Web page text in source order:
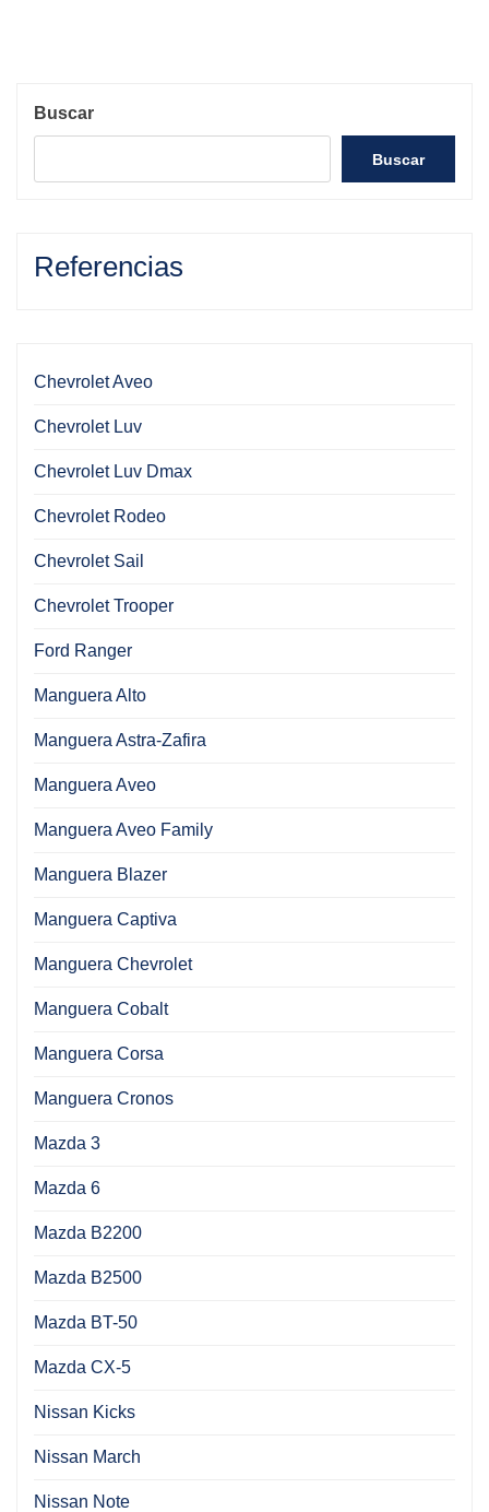
Buscar
Buscar
Referencias
Chevrolet Aveo
Chevrolet Luv
Chevrolet Luv Dmax
Chevrolet Rodeo
Chevrolet Sail
Chevrolet Trooper
Ford Ranger
Manguera Alto
Manguera Astra-Zafira
Manguera Aveo
Manguera Aveo Family
Manguera Blazer
Manguera Captiva
Manguera Chevrolet
Manguera Cobalt
Manguera Corsa
Manguera Cronos
Mazda 3
Mazda 6
Mazda B2200
Mazda B2500
Mazda BT-50
Mazda CX-5
Nissan Kicks
Nissan March
Nissan Note